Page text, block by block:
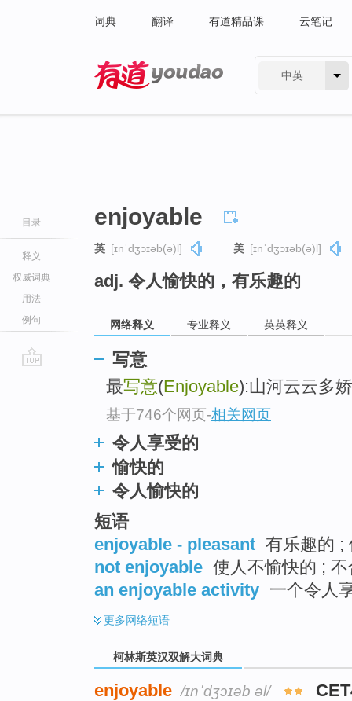
词典 翻译 有道精品课 云笔记
中英
目录
释义
权威词典
用法
例句
enjoyable
英 [ɪnˈdʒɔɪəb(ə)l] 美 [ɪnˈdʒɔɪəb(ə)l]
adj. 令人愉快的，有乐趣的
网络释义 专业释义 英英释义
写意
最写意(Enjoyable):山河云云多娇
基于746个网页-相关网页
令人享受的
愉快的
令人愉快的
短语
enjoyable - pleasant 有乐趣的 ;
not enjoyable 使人不愉快的 ;
an enjoyable activity 一个令人
更多网络短语
柯林斯英汉双解大词典
enjoyable /ɪnˈdʒɔɪəb əl/